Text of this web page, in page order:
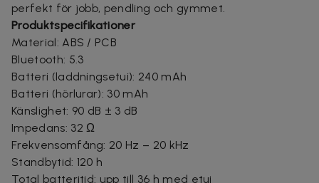
perfekt för jobb, pendling och gymmet.
Produktspecifikationer
Material: ABS / PCB
Bluetooth: 5.3
Batteri (laddningsetui): 240 mAh
Batteri (hörlurar): 30 mAh
Känslighet: 90 dB ± 3 dB
Impedans: 32 Ω
Frekvensomfång: 20 Hz – 20 kHz
Standbytid: 120 h
Total batteritid: upp till 36 h med etui